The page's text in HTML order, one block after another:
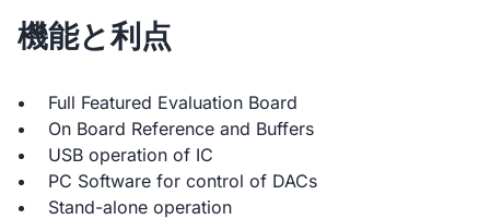
機能と利点
Full Featured Evaluation Board
On Board Reference and Buffers
USB operation of IC
PC Software for control of DACs
Stand-alone operation